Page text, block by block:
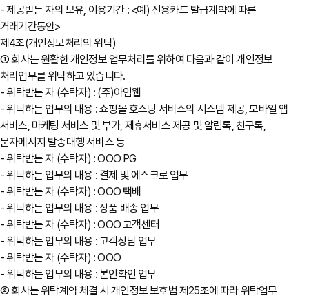
- 제공받는 자의 보유, 이용기간 : <예) 신용카드 발급계약에 따른
거래기간동안>
제4조(개인정보처리의 위탁)
① 회사는 원활한 개인정보 업무처리를 위하여 다음과 같이 개인정보
처리업무를 위탁하고 있습니다.
- 위탁받는 자 (수탁자) : (주)아임웹
- 위탁하는 업무의 내용 : 쇼핑몰 호스팅 서비스의 시스템 제공, 모바일 앱
서비스, 마케팅 서비스 및 부가, 제휴서비스 제공 및 알림톡, 친구톡,
문자메시지 발송대행 서비스 등
- 위탁받는 자 (수탁자) : OOO PG
- 위탁하는 업무의 내용 : 결제 및 에스크로 업무
- 위탁받는 자 (수탁자) : OOO 택배
- 위탁하는 업무의 내용 : 상품 배송 업무
- 위탁받는 자 (수탁자) : OOO 고객센터
- 위탁하는 업무의 내용 : 고객상담 업무
- 위탁받는 자 (수탁자) : OOO
- 위탁하는 업무의 내용 : 본인확인 업무
② 회사는 위탁계약 체결 시 개인정보 보호법 제25조에 따라 위탁업무